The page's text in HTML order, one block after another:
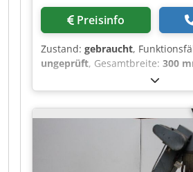
Preisinfo
Zustand: gebraucht,
ungeprüft, Gesamtbreite: 300
290 mm
Angeboten wird hier ein
Die technischen Daten können
und Typenschildern
Der Spändeförderer steht bei
kann unter Strom besichtigt
Hersteller: SEW Eurodrive